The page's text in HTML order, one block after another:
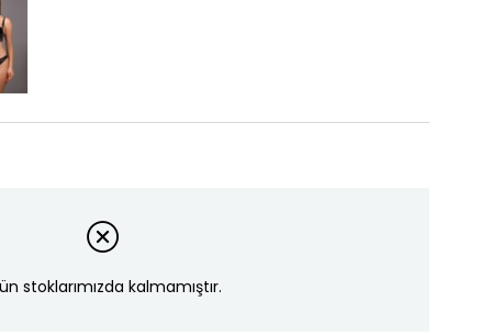
stoklarımızda kalmamıştır.